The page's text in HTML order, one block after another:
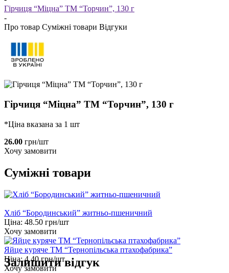
Гірчиця “Міцна” ТМ “Торчин”, 130 г
-
Про товар Суміжні товари Відгуки
Гірчиця “Міцна” ТМ “Торчин”, 130 г
*Ціна вказана за 1 шт
26.00 грн/шт
Хочу замовити
Суміжні товари
Хліб “Бородинський” житньо-пшеничний
Ціна: 48.50 грн/шт
Хочу замовити
Яйце куряче ТМ “Тернопільська птахофабрика”
Ціна:4.40 грн/шт
Хочу замовити
Залишити відгук